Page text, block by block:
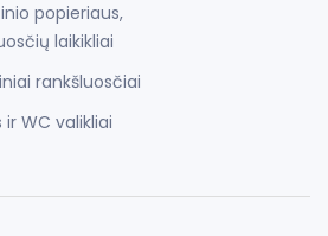
popieriaus,
laikikliai
rankšluosčiai
ir WC valikliai